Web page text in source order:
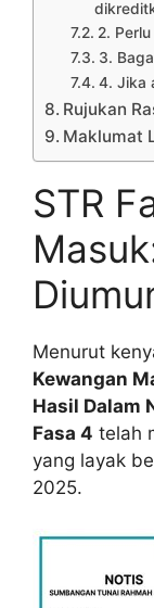
2.
3.
4. Jika
Rujukan
Maklumat
STR
Menurut
Kewangan
Hasil Dalam
Fasa 4 telah
yang layak
2025.